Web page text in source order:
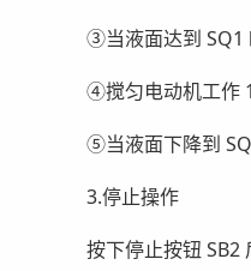
③当液面达到 SQ1
④搅匀电动机工作
⑤当液面下降到
3.停止操作
按下停止按钮 SB2